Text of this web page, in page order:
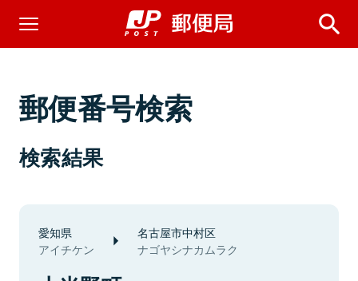
郵便番号検索
検索結果
愛知県
アイチケン
名古屋市中村区
ナゴヤシナカムラク